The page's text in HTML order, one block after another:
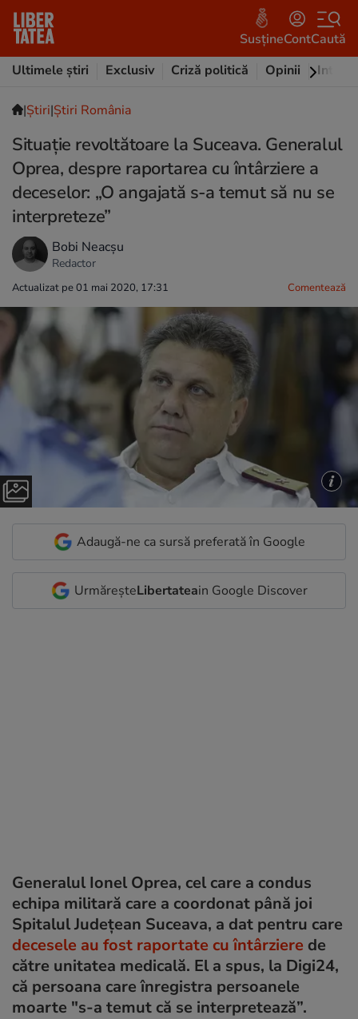
SusțineContCaută
Ultimele știri
Exclusiv Criză politică Opinii
|Ştiri|Știri România
Situație revoltătoare la Suceava. Generalul
Oprea, despre raportarea cu întârziere a
deceselor: „O angajată s-a temut să nu se
interpreteze”
Bobi Neacșu
Redactor
Actualizat pe 01 mai 2020, 17:31 Comentează
Adaugă-ne ca sursă preferată în Google
UrmăreșteLibertateain Google Discover
Generalul Ionel Oprea, cel care a condus
echipa militară care a coordonat până joi
Spitalul Județean Suceava, a dat pentru care
decesele au fost raportate cu întârziere de
către unitatea medicală. El a spus, la Digi24,
că persoana care înregistra persoanele
moarte "s-a temut că se interpretează”.